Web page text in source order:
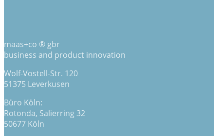
maas+co ® gbr
business and product innovation
Wolf-Vostell-Str. 120
51375 Leverkusen
Büro Köln:
Rotonda, Salierring 32
50677 Köln